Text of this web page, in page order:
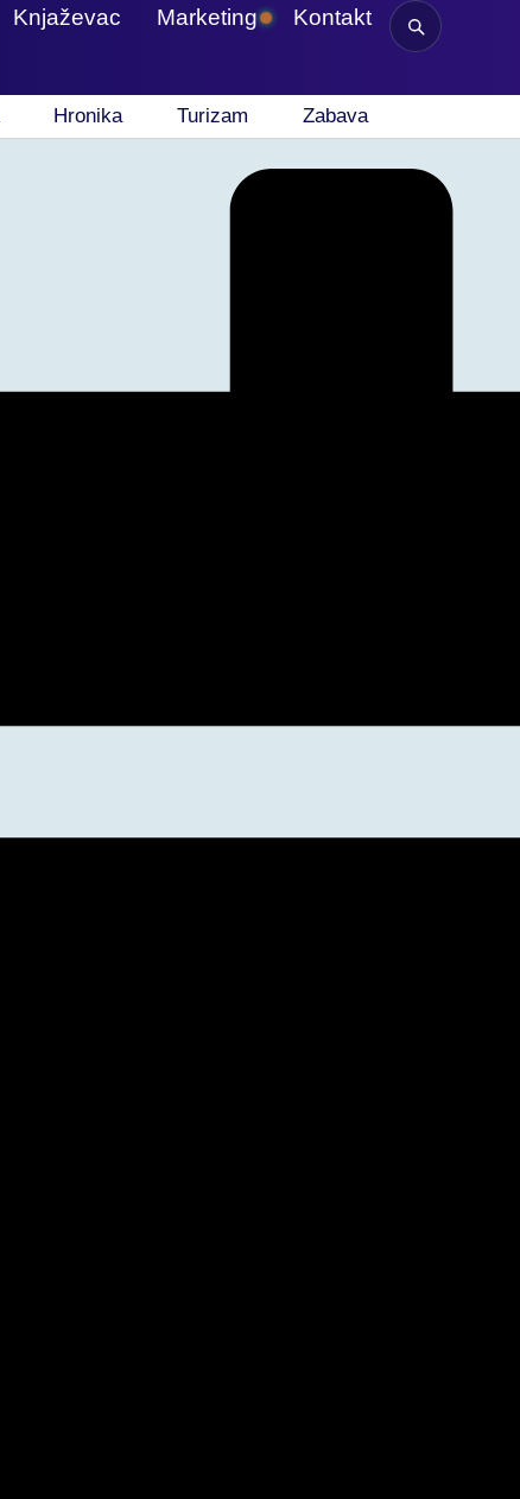
Knjaževac Marketing Kontakt
Hronika Turizam Zabava